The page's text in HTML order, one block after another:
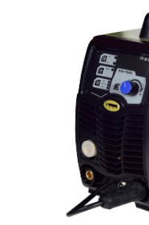
Мой аккаунт
Оформление заказа
Пример страницы